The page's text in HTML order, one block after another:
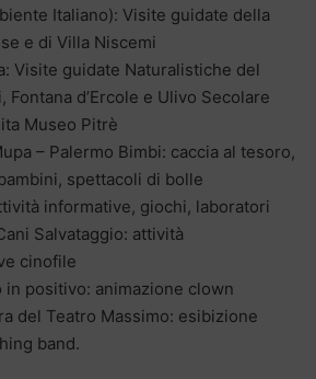
Italiano): Visite guidate della
e di Villa Niscemi
Visite guidate Naturalistiche del
Fontana d’Ercole e Ulivo Secolare
Museo Pitrè
– Palermo Bimbi: caccia al tesoro,
spettacoli di bolle
informative, giochi, laboratori
Salvataggio: attività
cinofile
in positivo: animazione clown
del Teatro Massimo: esibizione
band.